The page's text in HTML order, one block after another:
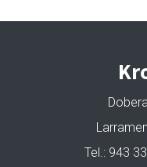
Tel.: 943